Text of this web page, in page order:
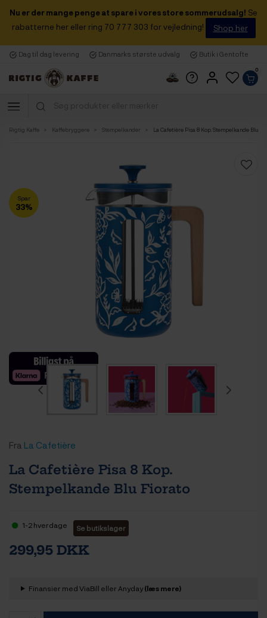
Nu er der mange penge at spare i vores store sommerudsalg! Se
rabatterne her eller ring 70 777 303 for vejledning!
Shop her
Dag til dag levering Danmarks største udvalg Butik i Gentofte
0
Rigtig Kaffe Kaffebryggere Stempelkander La Cafetière Pisa 8 Kop. Stempelkande Blu
Spar
33%
Fra La Cafetière
La Cafetière Pisa 8 Kop.
Stempelkande Blu Fiorato
1-2 hverdage Se butikslager
299,95 DKK
Finansier med ViaBill eller Anyday(læs mere)